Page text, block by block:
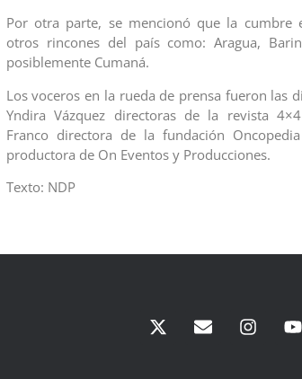
Por otra parte, se mencionó que la cumbre
otros rincones del país como: Aragua,
posiblemente Cumaná.
Los voceros en la rueda de prensa fueron las
Yndira Vázquez directoras de la revista
Franco directora de la fundación
productora de On Eventos y Producciones.
Texto: NDP